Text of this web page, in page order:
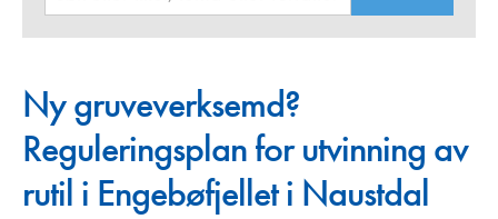
Ny gruveverksemd?
Reguleringsplan for utvinning av
rutil i Engebøfjellet i Naustdal